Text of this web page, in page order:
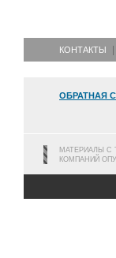
КОНТАКТЫ
ОБРАТНАЯ
МАТЕРИАЛЫ С
КОМПАНИЙ